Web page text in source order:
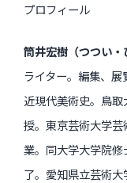
プロフィール
筒井宏樹（つつい・
ライター。編集、展
近現代美術史。鳥取
授。東京芸術大学芸
業。同大学大学院修
了。愛知県立芸術